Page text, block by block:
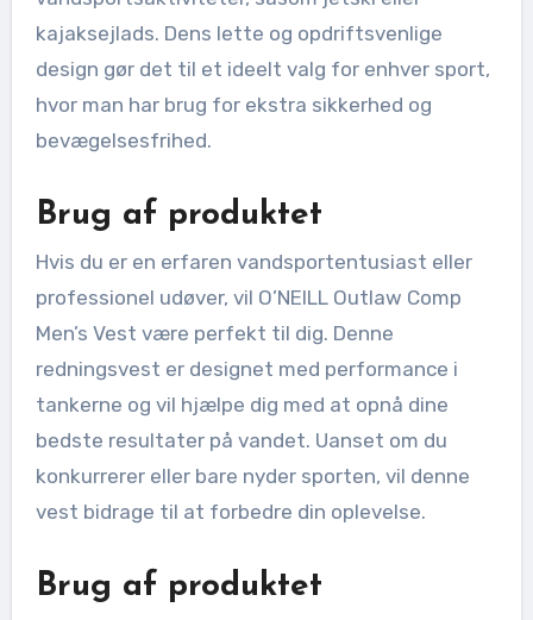
kajaksejlads. Dens lette og opdriftsvenlige
design gør det til et ideelt valg for enhver sport,
hvor man har brug for ekstra sikkerhed og
bevægelsesfrihed.
Brug af produktet
Hvis du er en erfaren vandsportentusiast eller
professionel udøver, vil O’NEILL Outlaw Comp
Men’s Vest være perfekt til dig. Denne
redningsvest er designet med performance i
tankerne og vil hjælpe dig med at opnå dine
bedste resultater på vandet. Uanset om du
konkurrerer eller bare nyder sporten, vil denne
vest bidrage til at forbedre din oplevelse.
Brug af produktet